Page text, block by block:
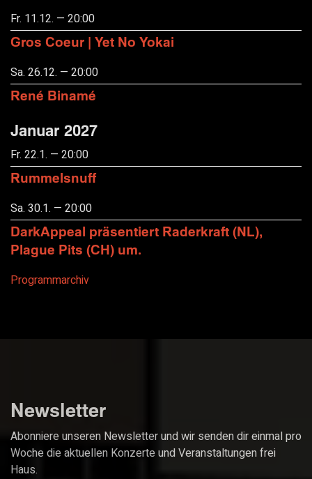
Fr. 11.12. — 20:00
Gros Coeur | Yet No Yokai
Sa. 26.12. — 20:00
René Binamé
Januar 2027
Fr. 22.1. — 20:00
Rummelsnuff
Sa. 30.1. — 20:00
DarkAppeal präsentiert Raderkraft (NL),
Plague Pits (CH) um.
Programmarchiv
Newsletter
Abonniere unseren Newsletter und wir senden dir einmal pro
Woche die aktuellen Konzerte und Veranstaltungen frei
Haus.